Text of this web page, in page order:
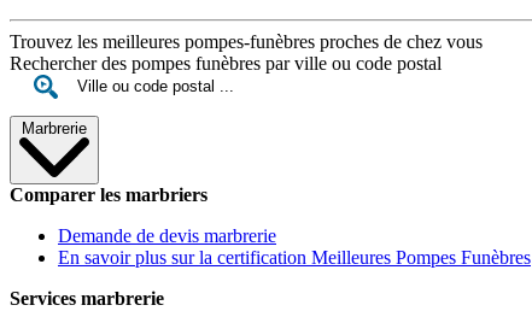
Trouvez les meilleures pompes-funèbres proches de chez vous
Rechercher des pompes funèbres par ville ou code postal
Marbrerie
Comparer les marbriers
Demande de devis marbrerie
En savoir plus sur la certification Meilleures Pompes Funèbres
Services marbrerie